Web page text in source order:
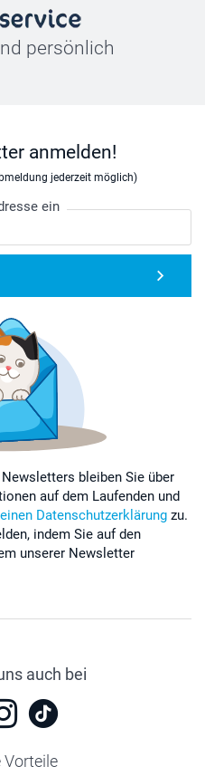
persönlich
anmelden!
jederzeit möglich)
ein
bleiben Sie über
auf dem Laufenden und
Datenschutzerklärung zu.
indem Sie auf den
unserer Newsletter
auch bei
Vorteile